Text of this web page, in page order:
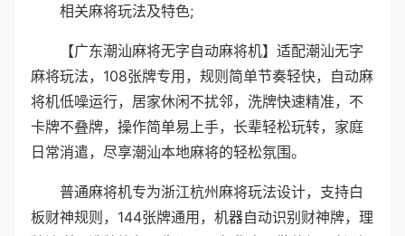
相关麻将玩法及特色;
【广东潮汕麻将无字自动麻将机】适配潮汕无字
麻将玩法，108张牌专用，规则简单节奏轻快，自动麻
将机低噪运行，居家休闲不扰邻，洗牌快速精准，不
卡牌不叠牌，操作简单易上手，长辈轻松玩转，家庭
日常消遣，尽享潮汕本地麻将的轻松氛围。
普通麻将机专为浙江杭州麻将玩法设计，支持白
板财神规则，144张牌通用，机器自动识别财神牌，理